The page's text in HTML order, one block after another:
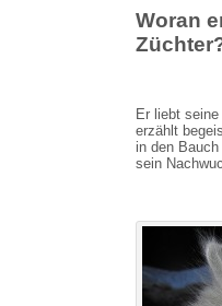
Woran
Er liebt
erzählt
in den
sein